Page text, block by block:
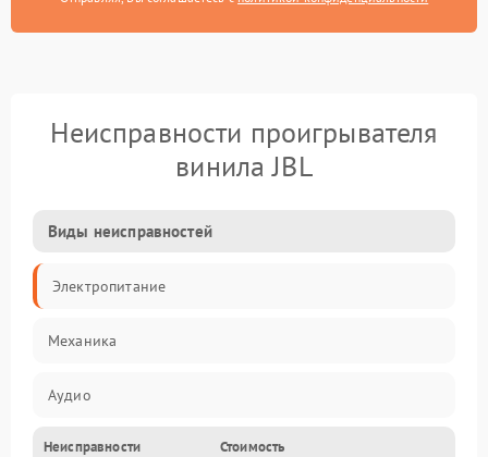
Неисправности проигрывателя
винила JBL
Виды неисправностей
Электропитание
Механика
Аудио
Неисправности Стоимость